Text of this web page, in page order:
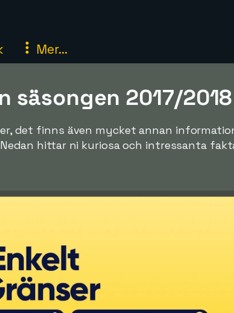
Mer...
säsongen 2017/2018
det finns även mycket annan
hittar ni kuriosa och intressanta